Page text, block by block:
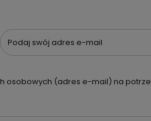
Podaj swój adres e-mail
osobowych (adres e-mail) na